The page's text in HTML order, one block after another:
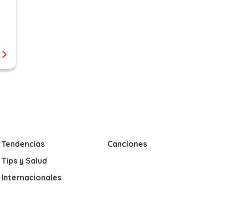
Tendencias
Tips y Salud
Internacionales
Canciones